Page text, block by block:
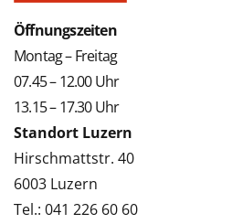
Öffnungszeiten
Montag – Freitag
07.45 – 12.00 Uhr
13.15 – 17.30 Uhr
Standort Luzern
Hirschmattstr. 40
6003 Luzern
Tel.: 041 226 60 60